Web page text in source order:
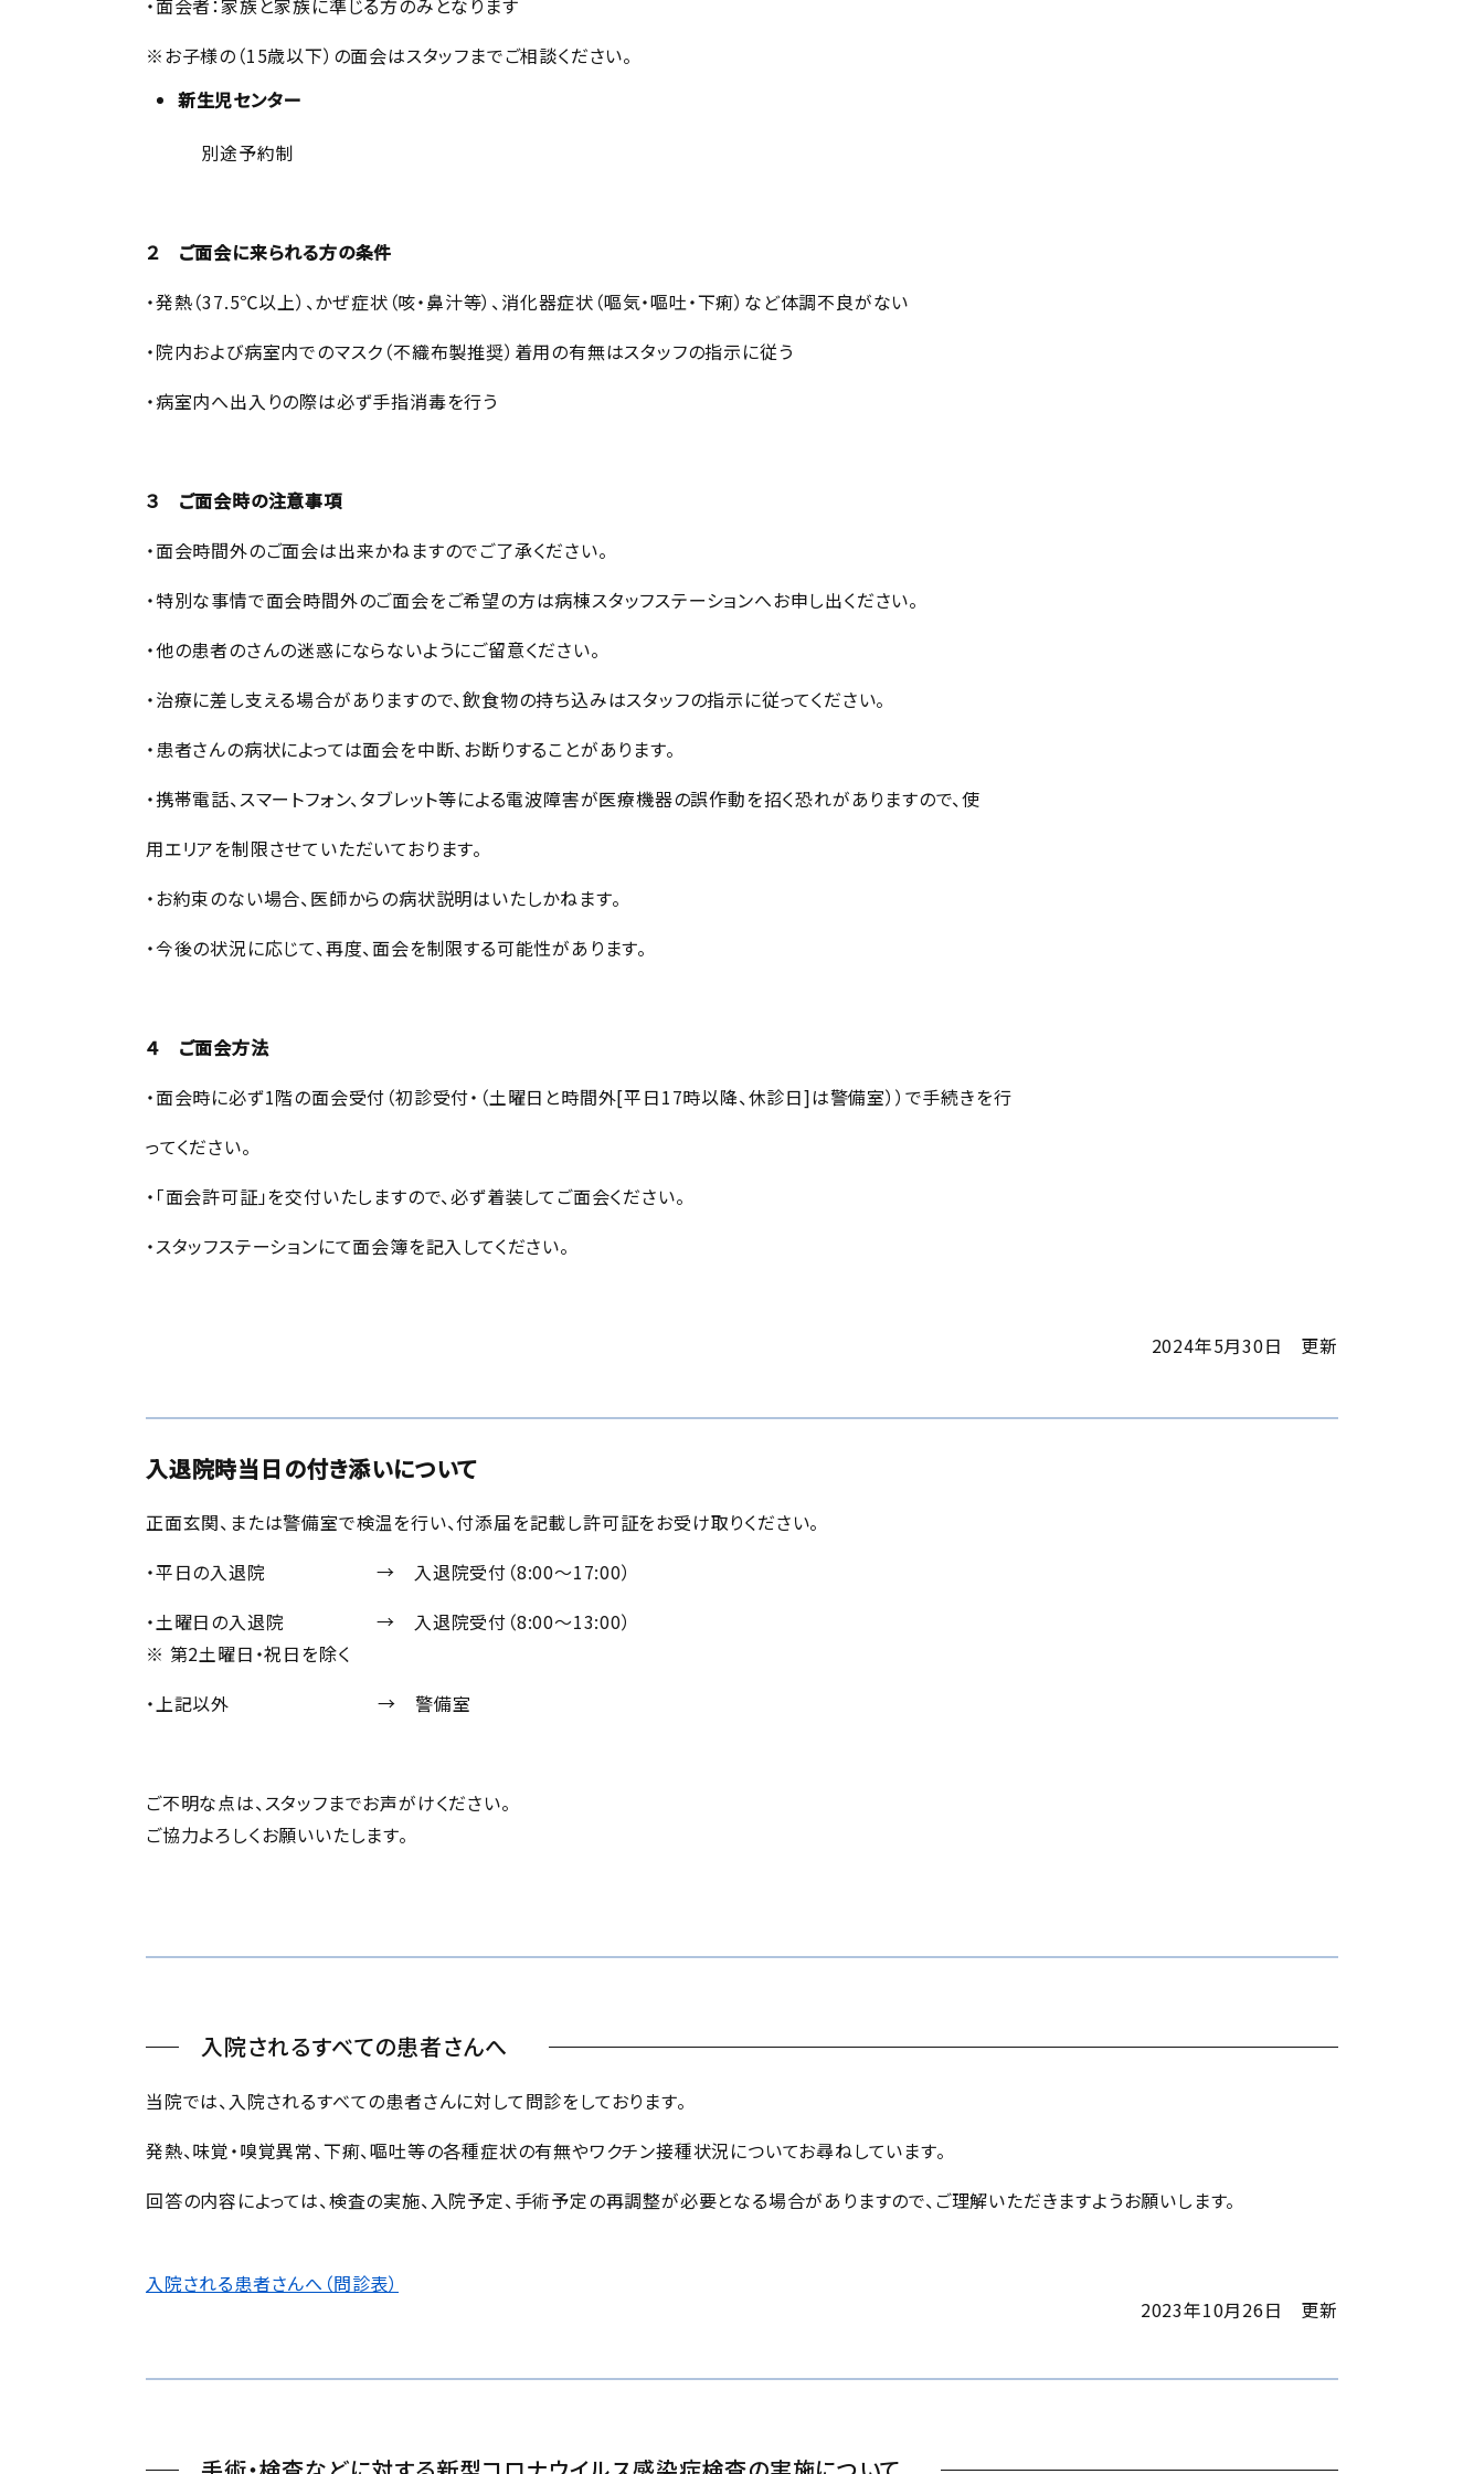
・面会者：家族と家族に準じる方のみとなります
※お子様の（15歳以下）の面会はスタッフまでご相談ください。
新生児センター
別途予約制
２ ご面会に来られる方の条件
・発熱（37.5℃以上）、かぜ症状（咳・鼻汁等）、消化器症状（嘔気・嘔吐・下痢）など体調不良がない
・院内および病室内でのマスク（不織布製推奨）着用の有無はスタッフの指示に従う
・病室内へ出入りの際は必ず手指消毒を行う
３ ご面会時の注意事項
・面会時間外のご面会は出来かねますのでご了承ください。
・特別な事情で面会時間外のご面会をご希望の方は病棟スタッフステーションへお申し出ください。
・他の患者のさんの迷惑にならないようにご留意ください。
・治療に差し支える場合がありますので、飲食物の持ち込みはスタッフの指示に従ってください。
・患者さんの病状によっては面会を中断、お断りすることがあります。
・携帯電話、スマートフォン、タブレット等による電波障害が医療機器の誤作動を招く恐れがありますので、使
用エリアを制限させていただいております。
・お約束のない場合、医師からの病状説明はいたしかねます。
・今後の状況に応じて、再度、面会を制限する可能性があります。
４ ご面会方法
・面会時に必ず1階の面会受付（初診受付・（土曜日と時間外[平日17時以降、休診日]は警備室））で手続きを行
ってください。
・「面会許可証」を交付いたしますので、必ず着装してご面会ください。
・スタッフステーションにて面会簿を記入してください。
2024年5月30日 更新
入退院時当日の付き添いについて
正面玄関、または警備室で検温を行い、付添届を記載し許可証をお受け取りください。
・平日の入退院 → 入退院受付（8:00～17:00）
・土曜日の入退院 → 入退院受付（8:00～13:00）
※ 第2土曜日・祝日を除く
・上記以外 → 警備室
ご不明な点は、スタッフまでお声がけください。
ご協力よろしくお願いいたします。
入院されるすべての患者さんへ
当院では、入院されるすべての患者さんに対して問診をしております。
発熱、味覚・嗅覚異常、下痢、嘔吐等の各種症状の有無やワクチン接種状況についてお尋ねしています。
回答の内容によっては、検査の実施、入院予定、手術予定の再調整が必要となる場合がありますので、ご理解いただきますようお願いします。
入院される患者さんへ（問診表）
2023年10月26日 更新